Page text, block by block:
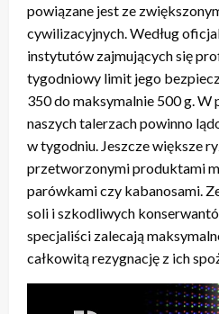
powiązane jest ze
cywilizacyjnych. Według
instytutów zajmujących się
tygodniowy limit jego
350 do maksymalnie 500 g. W
naszych talerzach powinno
w tygodniu. Jeszcze większe
przetworzonymi produktami
parówkami czy kabanosami.
soli i szkodliwych
specjaliści zalecają
całkowitą rezygnację z ich